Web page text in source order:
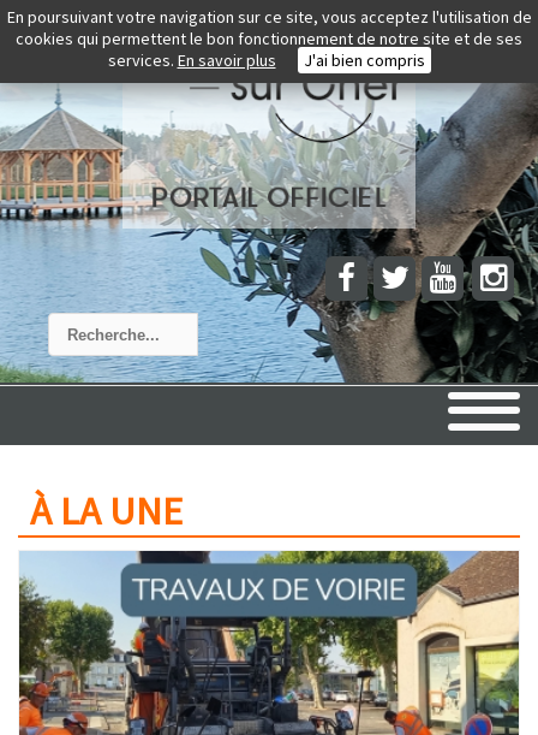
Rechercher
À LA UNE
En poursuivant votre navigation sur ce site, vous acceptez l'utilisation de
cookies qui permettent le bon fonctionnement de notre site et de ses
services. En savoir plus J'ai bien compris